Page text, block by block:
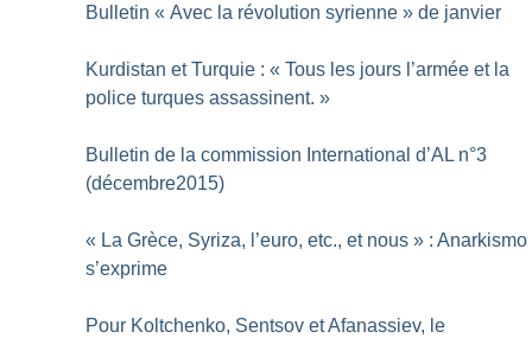
Bulletin « Avec la révolution syrienne » de janvier
Kurdistan et Turquie : « Tous les jours l’armée et la
police turques assassinent. »
Bulletin de la commission International d’AL n°3
(décembre2015)
« La Grèce, Syriza, l’euro, etc., et nous » : Anarkismo
s’exprime
Pour Koltchenko, Sentsov et Afanassiev, le